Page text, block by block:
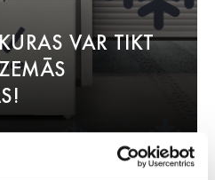
VAR TIKT